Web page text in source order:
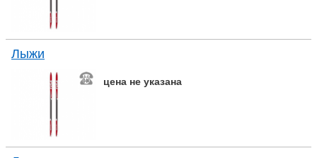
Лыжи
цена не указана